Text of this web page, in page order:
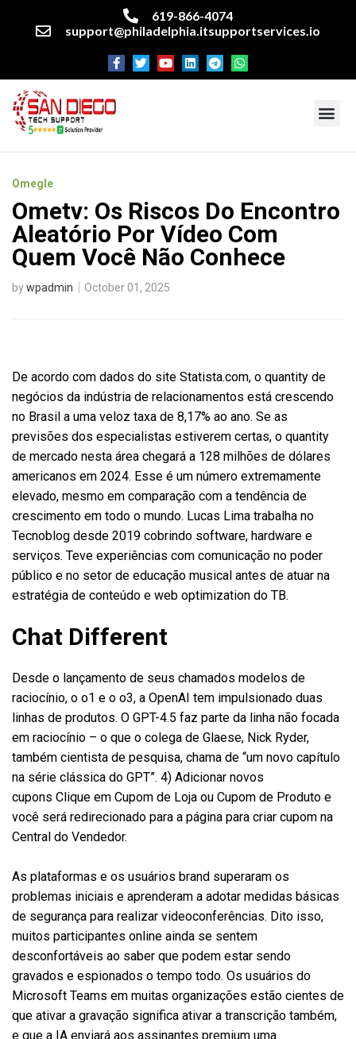
619-866-4074
support@philadelphia.itsupportservices.io
Omegle
Ometv: Os Riscos Do Encontro
Aleatório Por Vídeo Com
Quem Você Não Conhece
bywpadmin October 01, 2025
De acordo com dados do site Statista.com, o quantity de
negócios da indústria de relacionamentos está crescendo
no Brasil a uma veloz taxa de 8,17% ao ano. Se as
previsões dos especialistas estiverem certas, o quantity
de mercado nesta área chegará a 128 milhões de dólares
americanos em 2024. Esse é um número extremamente
elevado, mesmo em comparação com a tendência de
crescimento em todo o mundo. Lucas Lima trabalha no
Tecnoblog desde 2019 cobrindo software, hardware e
serviços. Teve experiências com comunicação no poder
público e no setor de educação musical antes de atuar na
estratégia de conteúdo e web optimization do TB.
Chat Different
Desde o lançamento de seus chamados modelos de
raciocínio, o o1 e o o3, a OpenAI tem impulsionado duas
linhas de produtos. O GPT-4.5 faz parte da linha não focada
em raciocínio – o que o colega de Glaese, Nick Ryder,
também cientista de pesquisa, chama de “um novo capítulo
na série clássica do GPT”. 4) Adicionar novos
cupons Clique em Cupom de Loja ou Cupom de Produto e
você será redirecionado para a página para criar cupom na
Central do Vendedor.
As plataformas e os usuários brand superaram os
problemas iniciais e aprenderam a adotar medidas básicas
de segurança para realizar videoconferências. Dito isso,
muitos participantes online ainda se sentem
desconfortáveis ao saber que podem estar sendo
gravados e espionados o tempo todo. Os usuários do
Microsoft Teams em muitas organizações estão cientes de
que ativar a gravação significa ativar a transcrição também,
e que a IA enviará aos assinantes premium uma